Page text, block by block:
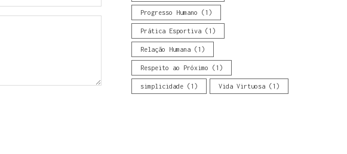
Progresso Humano (1)
Prática Esportiva(1)
Relação Humana(1)
Respeito ao Próximo (1)
simplicidade(1) Vida Virtuosa(1)